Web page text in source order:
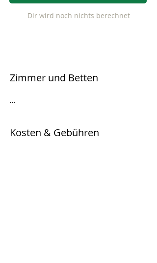
Dir wird noch nichts berechnet
Zimmer und Betten
...
Kosten & Gebühren